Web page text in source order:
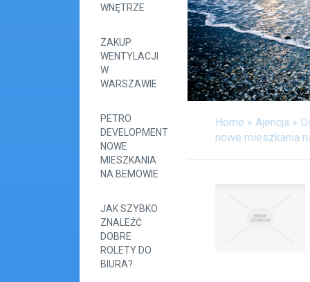
WNĘTRZE
ZAKUP
WENTYLACJI
W
WARSZAWIE
PETRO
DEVELOPMENT
NOWE
MIESZKANIA
NA BEMOWIE
JAK SZYBKO
ZNALEŹĆ
DOBRE
ROLETY DO
BIURA?
Home »Ajencja »
nowe mieszkania